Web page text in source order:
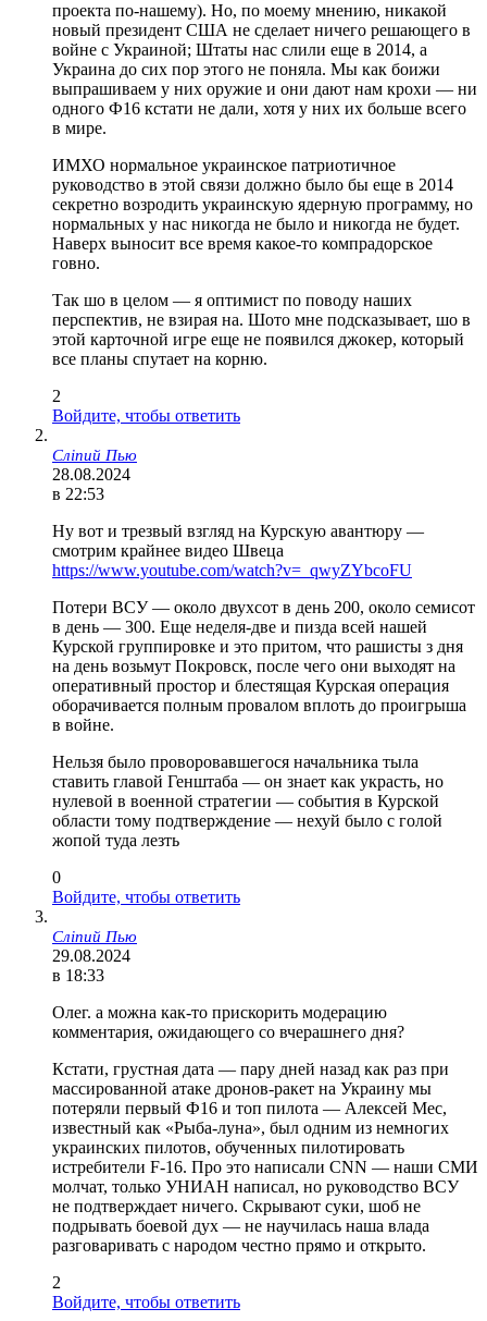
проекта по-нашему). Но, по моему мнению, никакой
новый президент США не сделает ничего решающего в
войне с Украиной; Штаты нас слили еще в 2014, а
Украина до сих пор этого не поняла. Мы как боижи
выпрашиваем у них оружие и они дают нам крохи — ни
одного Ф16 кстати не дали, хотя у них их больше всего
в мире.
ИМХО нормальное украинское патриотичное
руководство в этой связи должно было бы еще в 2014
секретно возродить украинскую ядерную программу, но
нормальных у нас никогда не было и никогда не будет.
Наверх выносит все время какое-то компрадорское
говно.
Так шо в целом — я оптимист по поводу наших
перспектив, не взирая на. Шото мне подсказывает, шо в
этой карточной игре еще не появился джокер, который
все планы спутает на корню.
2
Войдите, чтобы ответить
Сліпий Пью
28.08.2024
в 22:53
Ну вот и трезвый взгляд на Курскую авантюру —
смотрим крайнее видео Швеца
https://www.youtube.com/watch?v=_qwyZYbcoFU
Потери ВСУ — около двухсот в день 200, около семисот
в день — 300. Еще неделя-две и пизда всей нашей
Курской группировке и это притом, что рашисты з дня
на день возьмут Покровск, после чего они выходят на
оперативный простор и блестящая Курская операция
оборачивается полным провалом вплоть до проигрыша
в войне.
Нельзя было проворовавшегося начальника тыла
ставить главой Генштаба — он знает как украсть, но
нулевой в военной стратегии — события в Курской
области тому подтверждение — нехуй было с голой
жопой туда лезть
0
Войдите, чтобы ответить
Сліпий Пью
29.08.2024
в 18:33
Олег. а можна как-то прискорить модерацию
комментария, ожидающего со вчерашнего дня?
Кстати, грустная дата — пару дней назад как раз при
массированной атаке дронов-ракет на Украину мы
потеряли первый Ф16 и топ пилота — Алексей Мес,
известный как «Рыба-луна», был одним из немногих
украинских пилотов, обученных пилотировать
истребители F-16. Про это написали CNN — наши СМИ
молчат, только УНИАН написал, но руководство ВСУ
не подтверждает ничего. Скрывают суки, шоб не
подрывать боевой дух — не научилась наша влада
разговаривать с народом честно прямо и открыто.
2
Войдите, чтобы ответить